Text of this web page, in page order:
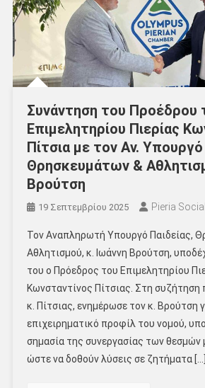
Συνάντηση του Προέδρου
Επιμελητηρίου Πιερίας
Πίτσια με τον Αν. Υπουργό
Θρησκευμάτων &
Βρούτση
19 Σεπτεμβρίου 2025 Pieria Social
Τον Αναπληρωτή Υπουργό Παιδείας,
Αθλητισμού, κ. Ιωάννη Βρούτση,
του ο Πρόεδρος του Επιμελητηρίου
Κωνσταντίνος Πίτσιας. Στη συζήτηση
κ. Πίτσιας, ενημέρωσε τον κ. Βρούτση
επιχειρηματικό προφίλ του νομού,
σημασία της συνεργασίας των θεσμών
ώστε να δοθούν λύσεις σε ζητήματα […]